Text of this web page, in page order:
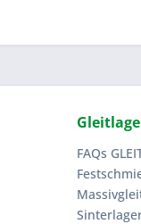
FAQs